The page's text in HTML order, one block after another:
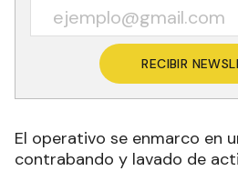
RECIBIR
El operativo se enmarco en
contrabando y lavado de